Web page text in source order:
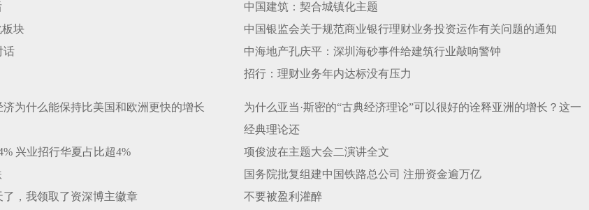
中国建筑：契合城镇化主题
板块
中国银监会关于规范商业银行理财业务投资运作有关问题的通知
话
中海地产孔庆平：深圳海砂事件给建筑行业敲响警钟
招行：理财业务年内达标没有压力
为什么能保持比美国和欧洲更快的增长
为什么亚当·斯密的“古典经济理论”可以很好的诠释亚洲的增长？这一
经典理论还
兴业招行华夏占比超4%
项俊波在主题大会二演讲全文
国务院批复组建中国铁路总公司 注册资金逾万亿
了，我领取了资深博主徽章
不要被盈利灌醉